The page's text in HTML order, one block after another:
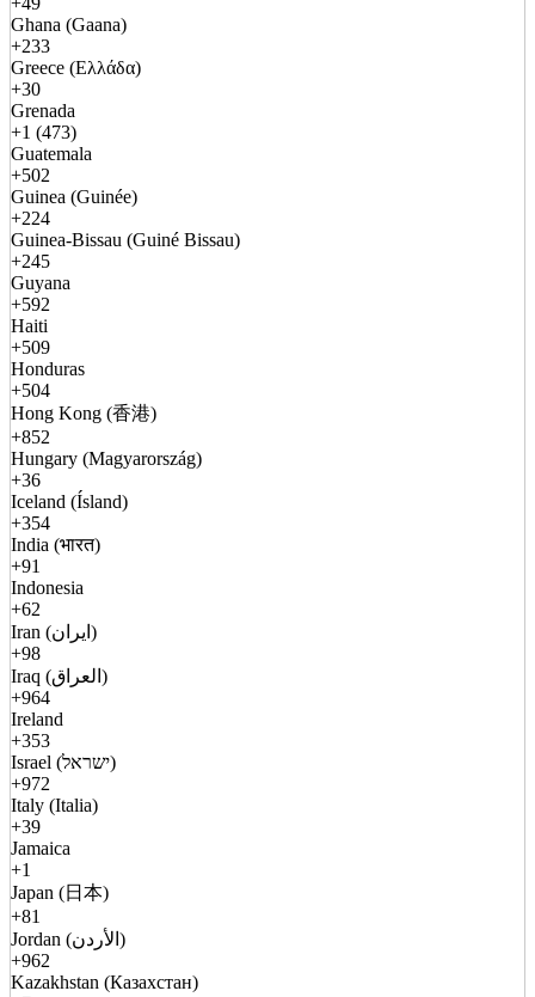
Ghana (Gaana)
+233
Greece (Ελλάδα)
+30
Grenada
+1 (473)
Guatemala
+502
Guinea (Guinée)
+224
Guinea-Bissau (Guiné Bissau)
+245
Guyana
+592
Haiti
+509
Honduras
+504
Hong Kong (香港)
+852
Hungary (Magyarország)
+36
Iceland (Ísland)
+354
India (भारत)
+91
Indonesia
+62
Iran (ایران)
+98
Iraq (العراق)
+964
Ireland
+353
Israel (ישראל)
+972
Italy (Italia)
+39
Jamaica
+1
Japan (日本)
+81
Jordan (الأردن)
+962
Kazakhstan (Казахстан)